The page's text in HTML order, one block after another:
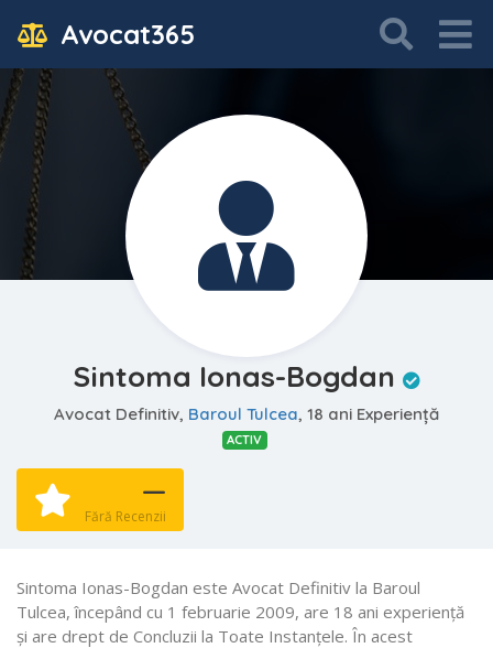
Avocat365
Sintoma Ionas-Bogdan
Avocat Definitiv, Baroul Tulcea, 18 ani Experiență
ACTIV
—
Fără Recenzii
Sintoma Ionas-Bogdan este Avocat Definitiv la Baroul
Tulcea, începând cu 1 februarie 2009, are 18 ani experiență
și are drept de Concluzii la Toate Instanţele. În acest